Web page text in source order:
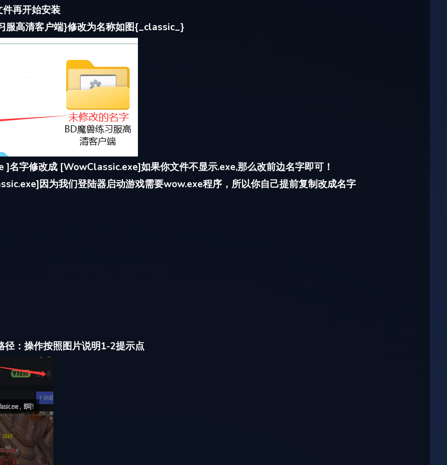
再开始安装
服高清客户端}修改为名称如图{_classic_}
字修改成 [WowClassic.exe]如果你文件不显示.exe,那么改前边名字即可！
因为我们登陆器启动游戏需要wow.exe程序，所以你自己提前复制改成名字
：操作按照图片说明1-2提示点